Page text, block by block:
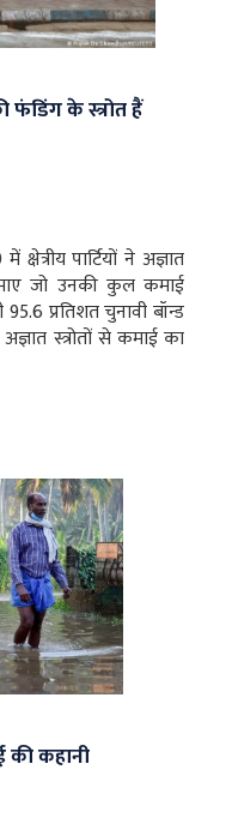
फंडिंग के स्त्रोत हैं
पार्टियों ने अज्ञात
जो उनकी कुल कमाई
प्रतिशत चुनावी बॉन्ड
स्त्रोतों से कमाई का
की कहानी